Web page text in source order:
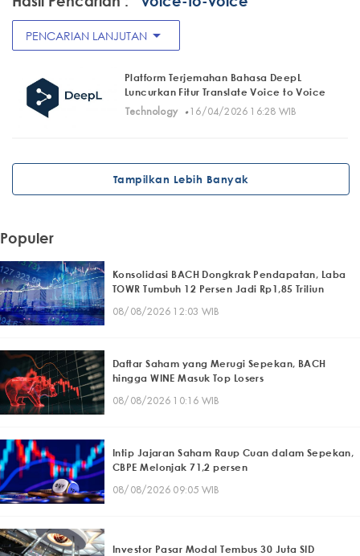
PENCARIAN LANJUTAN arrow_drop_down
Platform Terjemahan Bahasa DeepL
Luncurkan Fitur Translate Voice to Voice
Technology
· 16/04/2026 16:28 WIB
Tampilkan Lebih Banyak
Populer
Konsolidasi BACH Dongkrak Pendapatan, Laba
TOWR Tumbuh 12 Persen Jadi Rp1,85 Triliun
08/08/2026 12:03 WIB
Daftar Saham yang Merugi Sepekan, BACH
hingga WINE Masuk Top Losers
08/08/2026 10:16 WIB
Intip Jajaran Saham Raup Cuan dalam Sepekan,
CBPE Melonjak 71,2 persen
08/08/2026 09:05 WIB
Investor Pasar Modal Tembus 30 Juta SID